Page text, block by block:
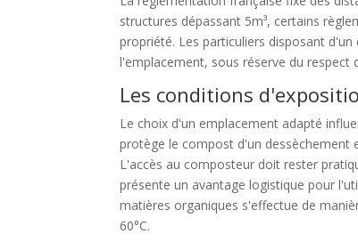
structures dépassant 5m³, certains
propriété. Les particuliers disposant
l'emplacement, sous réserve du respect
Les conditions
Le choix d'un emplacement adapté
protège le compost d'un dessèchement
L'accès au composteur doit rester
présente un avantage logistique pour
matières organiques s'effectue de
60°C.